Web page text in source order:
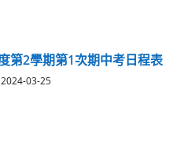
第2學期第1次期中考日程表
2024-03-25